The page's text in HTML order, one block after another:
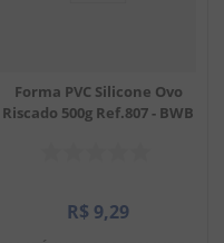
Forma PVC Silicone Ovo
Riscado 500g Ref.807 - BWB
R$ 9,29